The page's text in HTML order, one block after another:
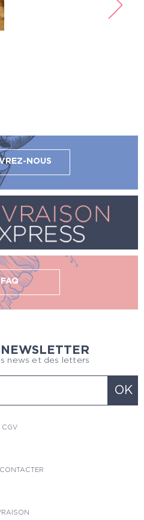
NOUS
FAQ
news et des letters
CGV